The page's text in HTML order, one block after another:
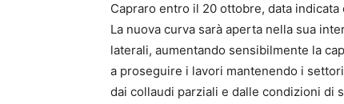
Capraro entro il 20 ottobre, data
La nuova curva sarà aperta nella sua
laterali, aumentando sensibilmente la
a proseguire i lavori mantenendo i
dai collaudi parziali e dalle condizioni di